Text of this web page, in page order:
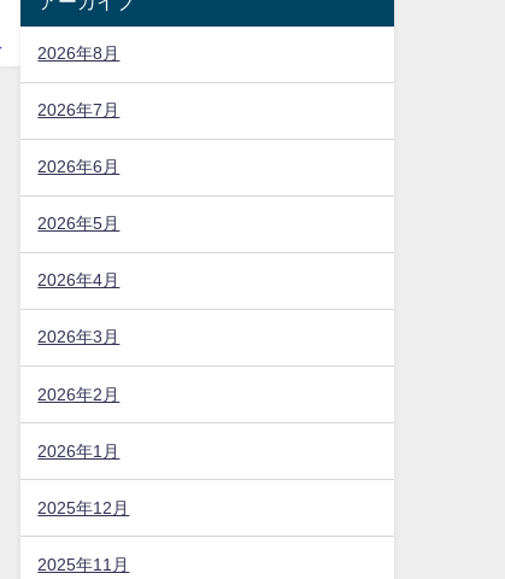
2026年8月
2026年7月
2026年6月
2026年5月
2026年4月
2026年3月
2026年2月
2026年1月
2025年12月
2025年11月